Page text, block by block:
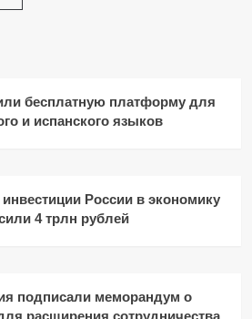
бесплатную платформу для
и испанского языков
России в экономику
4 трлн рублей
подписали меморандум о
расширения сотрудничества